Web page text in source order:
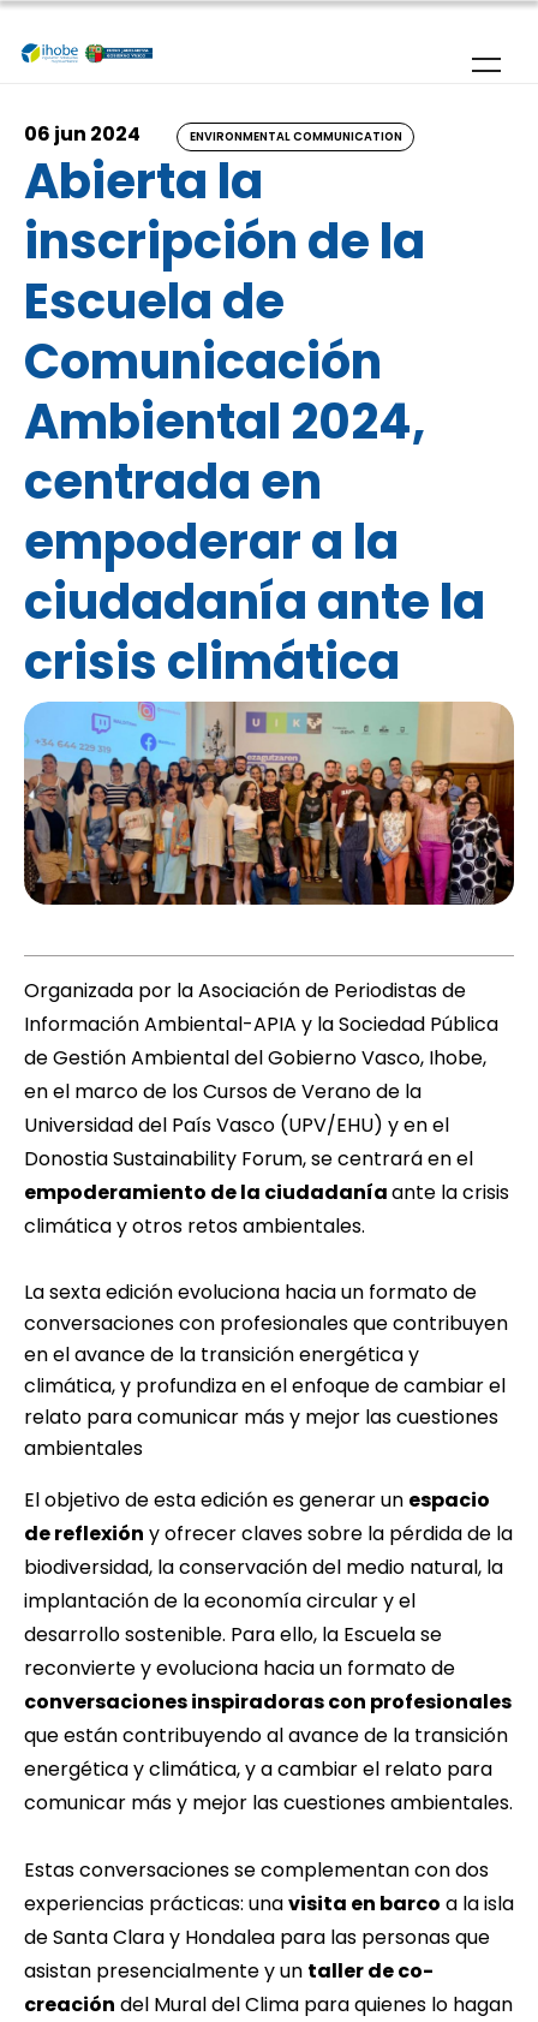
Skip to main content
06 jun 2024 ENVIRONMENTAL COMMUNICATION
Abierta la
inscripción de la
Escuela de
Comunicación
Ambiental 2024,
centrada en
empoderar a la
ciudadanía ante la
crisis climática
Organizada por la Asociación de Periodistas de
Información Ambiental-APIA y la Sociedad Pública
de Gestión Ambiental del Gobierno Vasco, Ihobe,
en el marco de los Cursos de Verano de la
Universidad del País Vasco (UPV/EHU) y en el
Donostia Sustainability Forum, se centrará en el
empoderamiento de la ciudadaníaante la crisis
climática y otros retos ambientales.
La sexta edición evoluciona hacia un formato de
conversaciones con profesionales que contribuyen
en el avance de la transición energética y
climática, y profundiza en el enfoque de cambiar el
relato para comunicar más y mejor las cuestiones
ambientales
El objetivo de esta edición es generar un espacio
de reflexión y ofrecer claves sobre la pérdida de la
biodiversidad, la conservación del medio natural, la
implantación de la economía circular y el
desarrollo sostenible. Para ello, la Escuela se
reconvierte y evoluciona hacia un formato de
conversaciones inspiradoras con profesionales
que están contribuyendo al avance de la transición
energética y climática, y a cambiar el relato para
comunicar más y mejor las cuestiones ambientales.
Estas conversaciones se complementan con dos
experiencias prácticas: unavisita en barco a la isla
de Santa Clara y Hondalea para las personas que
asistan presencialmente y un taller de co-
creación del Mural del Clima para quienes lo hagan